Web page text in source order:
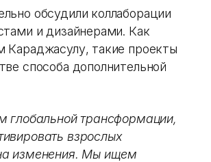
обсудили коллаборации
и дизайнерами. Как
Караджасулу, такие проекты
способа дополнительной
глобальной трансформации,
взрослых
изменения. Мы ищем